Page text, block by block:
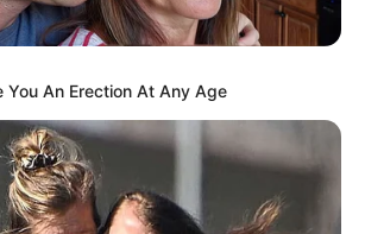
เตรียมสละโสด มีเกณฑ์พบรักแรกพบ
ณฑ์ได้รับข่าวดีเรื่องท้อง ความรักไปได้
ากันจะกลับมาคืนดี
You An Erection At Any Age